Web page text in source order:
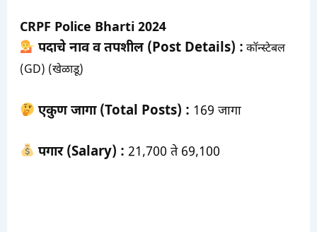
CRPF Police Bharti 2024
पदाचे नाव व तपशील (Post Details) : कॉन्स्टेबल
(GD) (खेळाडू)
एकुण जागा (Total Posts) : 169 जागा
पगार (Salary) : 21,700 ते 69,100